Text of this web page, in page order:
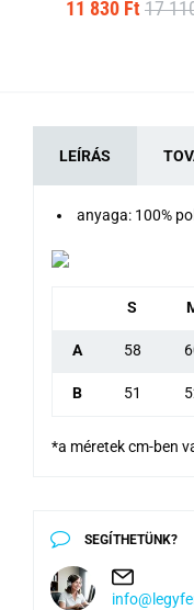
11 830 Ft 17
LEÍRÁS
anyaga: 100%
S
A 58
B 51
*a méretek cm-ben
SEGÍTHETÜNK?